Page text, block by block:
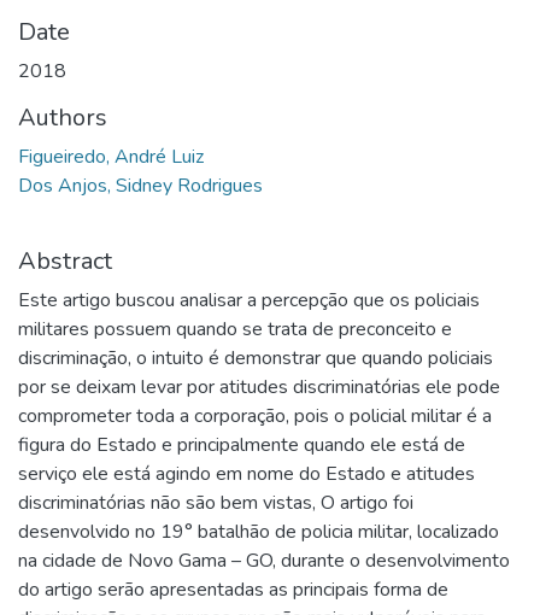
Date
2018
Authors
Figueiredo, André Luiz
Dos Anjos, Sidney Rodrigues
Abstract
Este artigo buscou analisar a percepção que os policiais
militares possuem quando se trata de preconceito e
discriminação, o intuito é demonstrar que quando policiais
por se deixam levar por atitudes discriminatórias ele pode
comprometer toda a corporação, pois o policial militar é a
figura do Estado e principalmente quando ele está de
serviço ele está agindo em nome do Estado e atitudes
discriminatórias não são bem vistas, O artigo foi
desenvolvido no 19° batalhão de policia militar, localizado
na cidade de Novo Gama – GO, durante o desenvolvimento
do artigo serão apresentadas as principais forma de